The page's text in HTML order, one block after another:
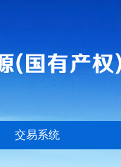
交易系统